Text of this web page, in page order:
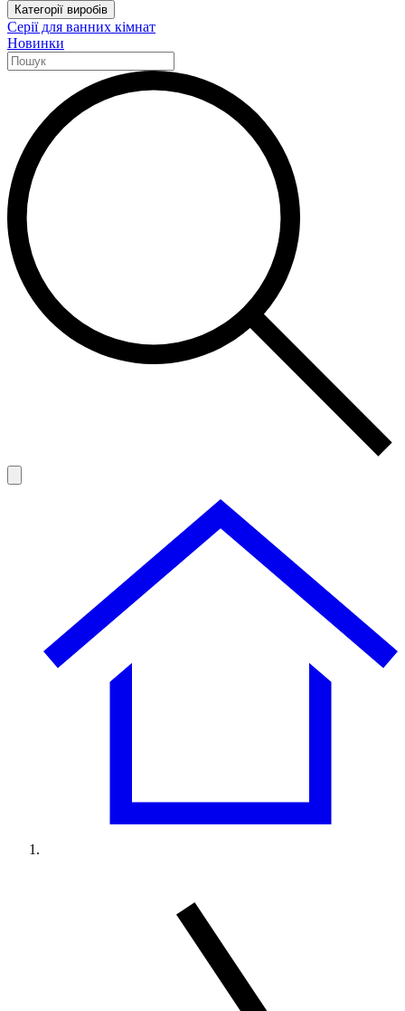
Категорії виробів
Серії для ванних кімнат
Новинки